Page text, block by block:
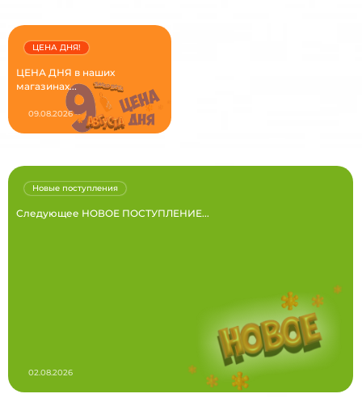
ЦЕНА ДНЯ в наших
магазинах...
ЦЕНА ДНЯ!
09.08.2026
Следующее НОВОЕ ПОСТУПЛЕНИЕ...
Новые поступления
02.08.2026